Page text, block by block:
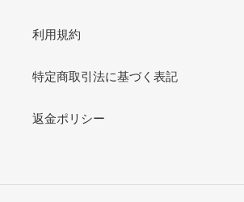
利用規約
特定商取引法に基づく表記
返金ポリシー